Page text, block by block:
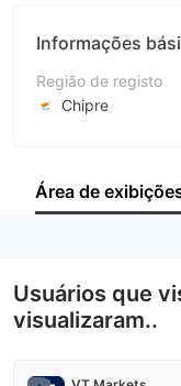
Informações
Região de registo
Chipre
Empresa
Área de
Usuários que
visualizaram..